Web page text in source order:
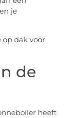
je
de
heeft